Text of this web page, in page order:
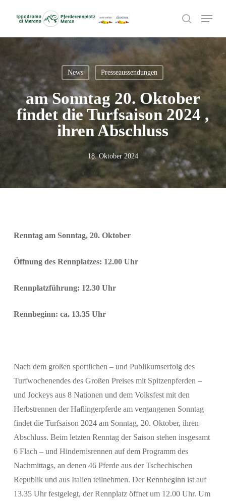
search
Menu
News Presseaussendungen
am Sonntag 20. Oktober
findet die Turfsaison 2024 ,
ihren Abschluss
18. Oktober 2024
Renntag am Sonntag, 20. Oktober
Öffnung des Rennplatzes: 12.00 Uhr
Rennplatzführung: 12.30 Uhr
Rennbeginn: ca. 13.35 Uhr
Nach dem großen sportlichen – und Publikumserfolg des
Turfwochenendes des Großen Preises mit Spitzenpferden –
und Jockeys aus 8 Nationen und dem Volksfest mit den
Herbstrennen der Haflingerpferde am vergangenen Sonntag
findet die Turfsaison 2024 am Sonntag, 20. Oktober, ihren
Abschluss. Beim letzten Renntag der Saison stehen insgesamt
6 Flach – und Hindernisrennen auf dem Programm des
Nachmittags, an denen 46 Pferde aus der Tschechischen
Republik und aus Italien teilnehmen. Der Rennbeginn ist auf
13.35 Uhr festgelegt, der Rennplatz öffnet um 12.00 Uhr. Um